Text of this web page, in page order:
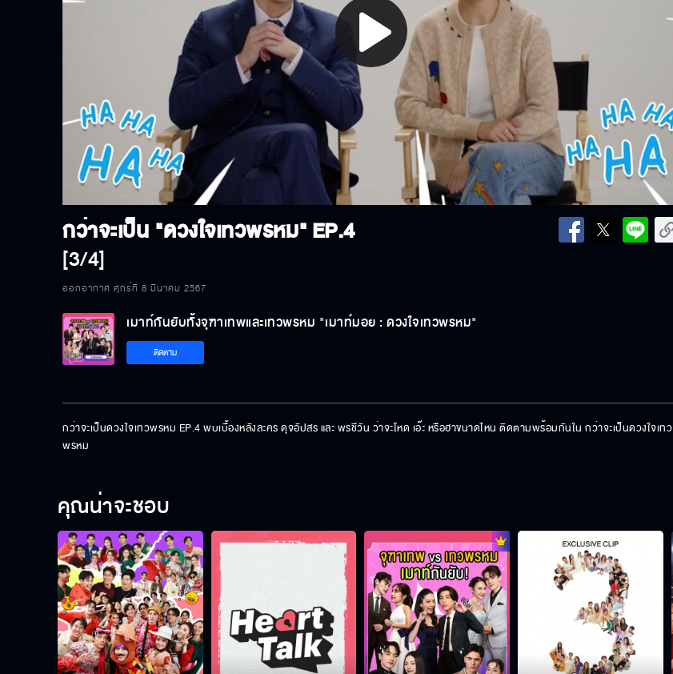
Play
Video
กว่าจะเป็น "ดวงใจเทวพรหม"EP.4
[3/4]
ออกอากาศ ศุกร์ที่ 8 มีนาคม 2567
เมาท์กันยับทั้งจุฑาเทพและเทวพรหม "เมาท์มอย : ดวงใจเทวพรหม"
ติดตาม
กว่าจะเป็นดวงใจเทวพรหม EP.4 พบเบื้องหลังละคร ดุจอัปสร และ พรชีวัน ว่าจะโหด เอ๊ะ หรือฮาขนาดไหน ติดตามพร้อมกันใน กว่าจะเป็นดวงใจเทว
พรหม
คุณน่าจะชอบ